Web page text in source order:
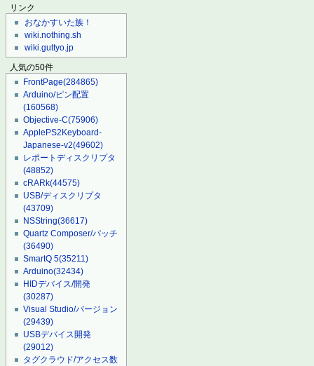
リンク
おなかすいた族！
wiki.nothing.sh
wiki.guttyo.jp
人気の50件
FrontPage(284865)
Arduino/ピン配置
(160568)
Objective-C(75906)
ApplePS2Keyboard-
Japanese-v2(49602)
レポートディスクリプタ
(48852)
cRARk(44575)
USB/ディスクリプタ
(43709)
NSString(36617)
Quartz Composer/パッチ
(36490)
SmartQ 5(35211)
Arduino(32434)
HIDデバイス/開発
(30287)
Visual Studio/バージョン
(29439)
USBデバイス開発
(29012)
タグクラウド/アクセス数